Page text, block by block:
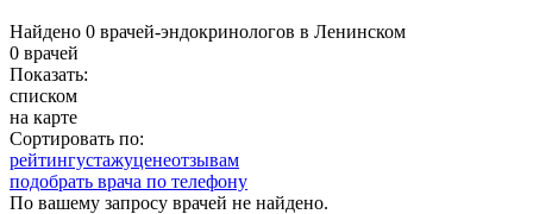
Найдено 0 врачей-эндокринологов в Ленинском
0 врачей
Показать:
списком
на карте
Сортировать по:
рейтингустажуценеотзывам
подобрать врача по телефону
По вашему запросу врачей не найдено.